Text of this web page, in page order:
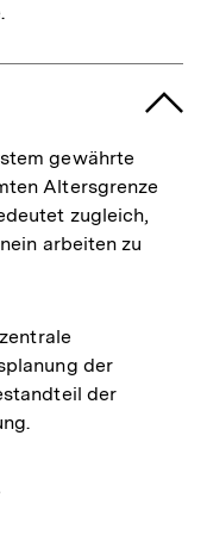
gewährte
Altersgrenze
zugleich,
arbeiten zu
der
der